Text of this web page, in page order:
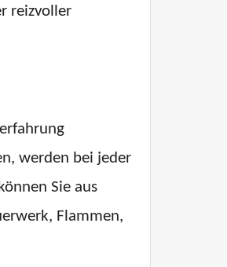
reizvoller
werden bei jeder
Sie aus
Flammen,